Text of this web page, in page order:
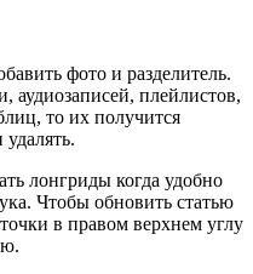
фото и разделитель.
аудиозаписей, плейлистов,
то их получится
лонгриды когда удобно
Чтобы обновить статью
в правом верхнем углу